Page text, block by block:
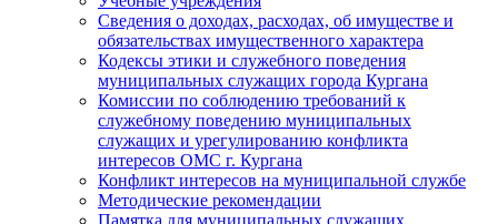
Сведения о доходах, расходах, об имуществе и
обязательствах имущественного характера
Кодексы этики и служебного поведения
муниципальных служащих города Кургана
Комиссии по соблюдению требований к
служебному поведению муниципальных
служащих и урегулированию конфликта
интересов ОМС г. Кургана
Конфликт интересов на муниципальной службе
Методические рекомендации